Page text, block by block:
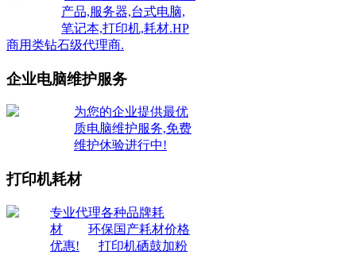
产品,服务器,台式电脑,
笔记本,打印机,耗材.HP
商用类钻石级代理商.
企业电脑维护服务
为您的企业提供最优
质电脑维护服务,免费
维护休验进行中!
打印机耗材
专业代理各种品牌耗
材
环保国产耗材价格
优惠!
打印机硒鼓加粉